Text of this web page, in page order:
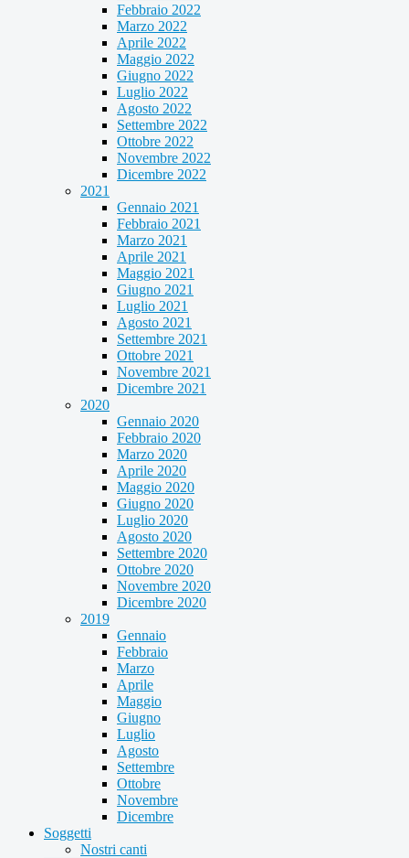
Febbraio 2022
Marzo 2022
Aprile 2022
Maggio 2022
Giugno 2022
Luglio 2022
Agosto 2022
Settembre 2022
Ottobre 2022
Novembre 2022
Dicembre 2022
2021
Gennaio 2021
Febbraio 2021
Marzo 2021
Aprile 2021
Maggio 2021
Giugno 2021
Luglio 2021
Agosto 2021
Settembre 2021
Ottobre 2021
Novembre 2021
Dicembre 2021
2020
Gennaio 2020
Febbraio 2020
Marzo 2020
Aprile 2020
Maggio 2020
Giugno 2020
Luglio 2020
Agosto 2020
Settembre 2020
Ottobre 2020
Novembre 2020
Dicembre 2020
2019
Gennaio
Febbraio
Marzo
Aprile
Maggio
Giugno
Luglio
Agosto
Settembre
Ottobre
Novembre
Dicembre
Soggetti
Nostri canti